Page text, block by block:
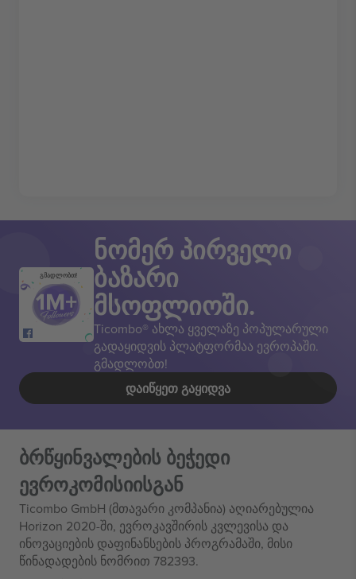
გმადლობთ!
ნომერ პირველი
ბაზარი
მსოფლიოში.
Ticombo® ახლა ყველაზე პოპულარული
გადაყიდვის პლატფორმაა ევროპაში.
გმადლობთ!
ᲓᲐᲘᲬᲧᲔᲗ ᲒᲐᲧᲘᲓᲕᲐ
ბრწყინვალების ბეჭედი
ევროკომისიისგან
Ticombo GmbH (მთავარი კომპანია) აღიარებულია
Horizon 2020-ში, ევროკავშირის კვლევისა და
ინოვაციების დაფინანსების პროგრამაში, მისი
წინადადების ნომრით 782393.